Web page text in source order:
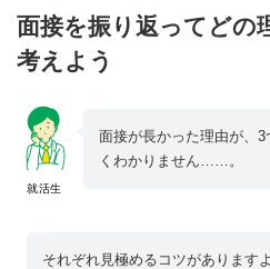
面接を振り返ってどの
考えよう
就活生
面接が長かった理由が、
くわかりません……。
それぞれ見極めるコツがあります